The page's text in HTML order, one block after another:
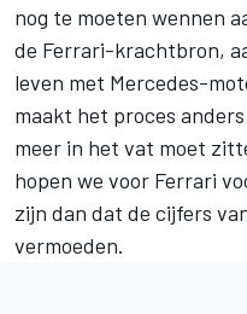
nog te moeten wennen
de Ferrari-krachtbron,
leven met Mercedes-
maakt het proces
meer in het vat moet
hopen we voor Ferrari
zijn dan dat de cijfers
vermoeden.